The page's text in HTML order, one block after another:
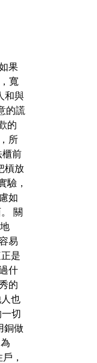
果
寬
和與
的謊
的
所
櫃前
槓放
驗，
如
關
易
是
什
的
也
切
銅做
，